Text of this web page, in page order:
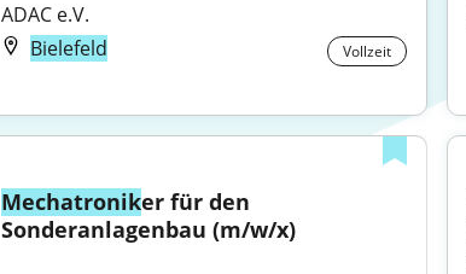
ADAC e.V.
Bielefeld
Vollzeit
Mechatroniker für den
Sonderanlagenbau (m/w/x)